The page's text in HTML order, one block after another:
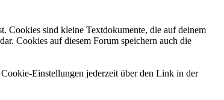
Cookies sind kleine Textdokumente, die auf deinem
Cookies auf diesem Forum speichern auch die
Einstellungen jederzeit über den Link in der